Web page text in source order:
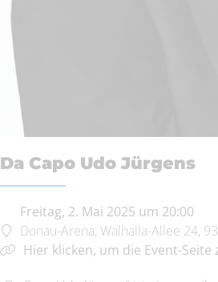
Da Capo Udo Jürgens
Freitag, 2. Mai 2025 um 20:00
Donau-Arena, Walhalla-Allee 24,
Hier klicken, um die Event-Seite